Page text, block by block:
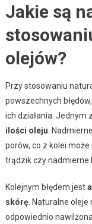
Jakie są
olejów?
Przy stosowaniu
powszechnych
ich działania. Jednym
ilości oleju .
porów, co z kolei
trądzik czy nadmierne
Kolejnym błędem jest
skórę. Naturalne oleje
odpowiednio